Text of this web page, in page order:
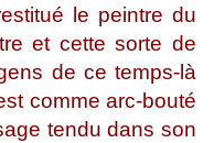
le peintre du
et cette sorte de
de ce temps-là
comme arc-bouté
tendu dans son